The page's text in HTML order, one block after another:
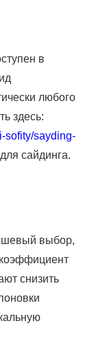
в
любого
здесь:
sofity/sayding-
сайдинга.
выбор,
снизить